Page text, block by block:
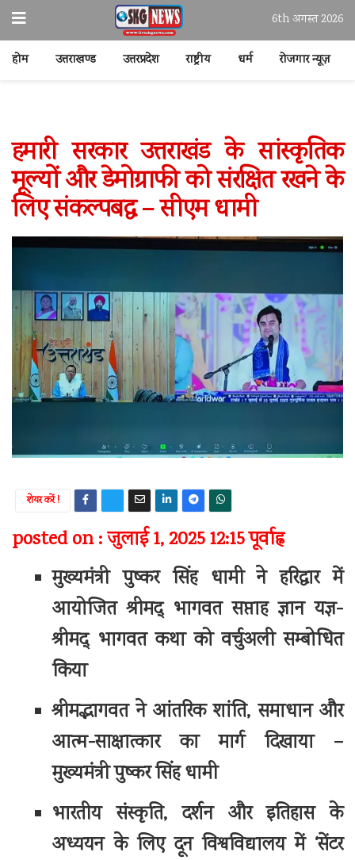
6th अगस्त 2026
होम उत्तराखण्ड उत्तरप्रदेश राष्ट्रीय धर्म रोजगार न्यूज़
हमारी सरकार उत्तराखंड के सांस्कृतिक
मूल्यों और डेमोग्राफी को संरक्षित रखने के
लिए संकल्पबद्ध – सीएम धामी
शेयर करें !
posted on : जुलाई 1, 2025 12:15 पूर्वाह्न
मुख्यमंत्री पुष्कर सिंह धामी ने हरिद्वार में
आयोजित श्रीमद् भागवत सप्ताह ज्ञान यज्ञ-
श्रीमद् भागवत कथा को वर्चुअली सम्बोधित
किया
श्रीमद्भागवत ने आंतरिक शांति, समाधान और
आत्म-साक्षात्कार का मार्ग दिखाया –
मुख्यमंत्री पुष्कर सिंह धामी
भारतीय संस्कृति, दर्शन और इतिहास के
अध्ययन के लिए दून विश्वविद्यालय में ‘सेंटर